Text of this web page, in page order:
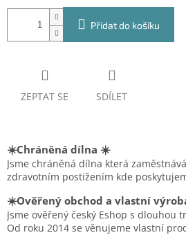
Přidat do košíku
ZEPTAT SE SDÍLET
☀️Chráněná dílna ☀️
Jsme chráněná dílna která
zdravotním postižením kde
☀️Ověřený obchod a vlastní
Jsme ověřený český Eshop s dlouhou
Od roku 2014 se věnujeme vlastní